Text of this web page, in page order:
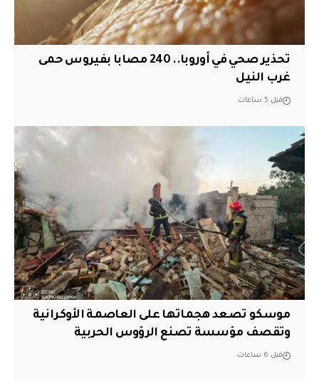
تحذير صحي في أوروبا.. 240 مصابا بفيروس حمى
غرب النيل
قبل 5 ساعات
موسكو تصعد هجماتها على العاصمة الأوكرانية
وتقصف مؤسسة تصنع الرؤوس الحربية
قبل 6 ساعات